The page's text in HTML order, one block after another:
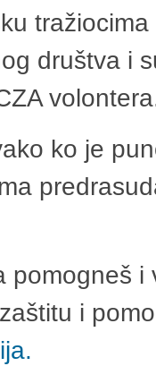
društva i
ko je
pomogneš
i